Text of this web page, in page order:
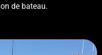
de bateau.